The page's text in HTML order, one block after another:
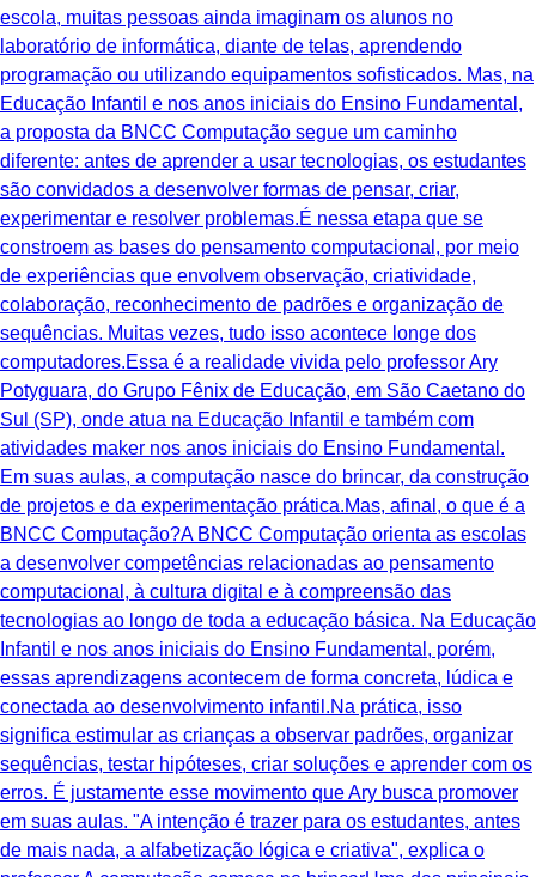
escola, muitas pessoas ainda imaginam os alunos no
laboratório de informática, diante de telas, aprendendo
programação ou utilizando equipamentos sofisticados. Mas, na
Educação Infantil e nos anos iniciais do Ensino Fundamental,
a proposta da BNCC Computação segue um caminho
diferente: antes de aprender a usar tecnologias, os estudantes
são convidados a desenvolver formas de pensar, criar,
experimentar e resolver problemas.É nessa etapa que se
constroem as bases do pensamento computacional, por meio
de experiências que envolvem observação, criatividade,
colaboração, reconhecimento de padrões e organização de
sequências. Muitas vezes, tudo isso acontece longe dos
computadores.Essa é a realidade vivida pelo professor Ary
Potyguara, do Grupo Fênix de Educação, em São Caetano do
Sul (SP), onde atua na Educação Infantil e também com
atividades maker nos anos iniciais do Ensino Fundamental.
Em suas aulas, a computação nasce do brincar, da construção
de projetos e da experimentação prática.Mas, afinal, o que é a
BNCC Computação?A BNCC Computação orienta as escolas
a desenvolver competências relacionadas ao pensamento
computacional, à cultura digital e à compreensão das
tecnologias ao longo de toda a educação básica. Na Educação
Infantil e nos anos iniciais do Ensino Fundamental, porém,
essas aprendizagens acontecem de forma concreta, lúdica e
conectada ao desenvolvimento infantil.Na prática, isso
significa estimular as crianças a observar padrões, organizar
sequências, testar hipóteses, criar soluções e aprender com os
erros. É justamente esse movimento que Ary busca promover
em suas aulas. "A intenção é trazer para os estudantes, antes
de mais nada, a alfabetização lógica e criativa", explica o